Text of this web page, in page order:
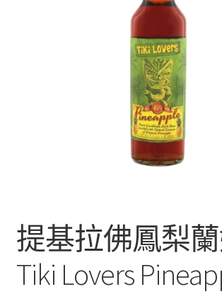
提基拉佛鳳梨
Tiki Lovers